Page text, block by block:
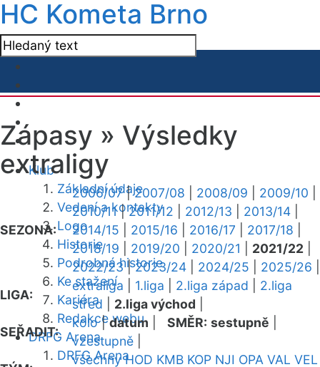
HC Kometa Brno
Klub
Základní údaje
Vedení a kontakty
Logo
Historie
Podrobná historie
Ke stažení
Kariéra
Redakce webu
DRFG Arena
DRFG Arena
Zápasy » Výsledky
extraligy
SEZONA:
2006/07|2007/08 2008/09 2009/10
2010/11|2011/12 2012/13 2013/14
2014/15
2015/16 2016/17 2017/18
2018/19
2019/20 2020/21 2021/22
2022/23|2023/24 2024/25 2025/26
LIGA:
extraliga 1.liga 2.liga západ
2.liga
střed
2.liga východ
SEŘADIT:
kolo|datum SMĚR: sestupně
vzestupně
všechny HOD KMB KOP NJI OPA VAL VEL